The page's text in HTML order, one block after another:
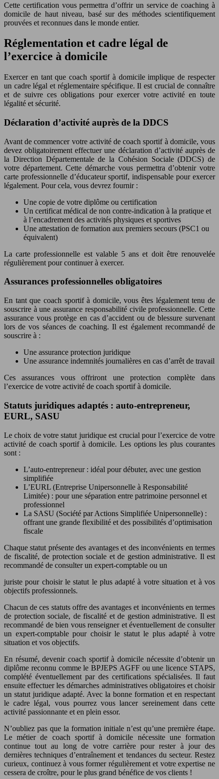
Cette certification vous permettra d’offrir un service de coaching à
domicile de haut niveau, basé sur des méthodes scientifiquement
prouvées et reconnues dans le monde entier.
Réglementation et cadre légal de
l’exercice à domicile
Exercer en tant que coach sportif à domicile implique de respecter
un cadre légal et réglementaire spécifique. Il est crucial de connaître
et de suivre ces obligations pour exercer votre activité en toute
légalité et sécurité.
Déclaration d’activité auprès de la DDCS
Avant de commencer votre activité de coach sportif à domicile, vous
devez obligatoirement effectuer une déclaration d’activité auprès de
la Direction Départementale de la Cohésion Sociale (DDCS) de
votre département. Cette démarche vous permettra d’obtenir votre
carte professionnelle d’éducateur sportif, indispensable pour exercer
légalement. Pour cela, vous devrez fournir :
Une copie de votre diplôme ou certification
Un certificat médical de non contre-indication à la pratique et
à l’encadrement des activités physiques et sportives
Une attestation de formation aux premiers secours (PSC1 ou
équivalent)
La carte professionnelle est valable 5 ans et doit être renouvelée
régulièrement pour continuer à exercer.
Assurances professionnelles obligatoires
En tant que coach sportif à domicile, vous êtes légalement tenu de
souscrire à une assurance responsabilité civile professionnelle. Cette
assurance vous protège en cas d’accident ou de blessure survenant
lors de vos séances de coaching. Il est également recommandé de
souscrire à :
Une assurance protection juridique
Une assurance indemnités journalières en cas d’arrêt de travail
Ces assurances vous offriront une protection complète dans
l’exercice de votre activité de coach sportif à domicile.
Statuts juridiques adaptés : auto-entrepreneur,
EURL, SASU
Le choix de votre statut juridique est crucial pour l’exercice de votre
activité de coach sportif à domicile. Les options les plus courantes
sont :
L’auto-entrepreneur : idéal pour débuter, avec une gestion
simplifiée
L’EURL (Entreprise Unipersonnelle à Responsabilité
Limitée) : pour une séparation entre patrimoine personnel et
professionnel
La SASU (Société par Actions Simplifiée Unipersonnelle) :
offrant une grande flexibilité et des possibilités d’optimisation
fiscale
Chaque statut présente des avantages et des inconvénients en termes
de fiscalité, de protection sociale et de gestion administrative. Il est
recommandé de consulter un expert-comptable ou un
juriste pour choisir le statut le plus adapté à votre situation et à vos
objectifs professionnels.
Chacun de ces statuts offre des avantages et inconvénients en termes
de protection sociale, de fiscalité et de gestion administrative. Il est
recommandé de bien vous renseigner et éventuellement de consulter
un expert-comptable pour choisir le statut le plus adapté à votre
situation et vos objectifs.
En résumé, devenir coach sportif à domicile nécessite d’obtenir un
diplôme reconnu comme le BPJEPS AGFF ou une licence STAPS,
complété éventuellement par des certifications spécialisées. Il faut
ensuite effectuer les démarches administratives obligatoires et choisir
un statut juridique adapté. Avec la bonne formation et en respectant
le cadre légal, vous pourrez vous lancer sereinement dans cette
activité passionnante et en plein essor.
N’oubliez pas que la formation initiale n’est qu’une première étape.
Le métier de coach sportif à domicile nécessite une formation
continue tout au long de votre carrière pour rester à jour des
dernières techniques d’entraînement et tendances du secteur. Restez
curieux, continuez à vous former régulièrement et votre expertise ne
cessera de croître, pour le plus grand bénéfice de vos clients !